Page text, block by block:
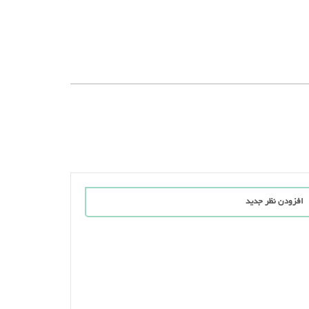
افزودن نظر جدید